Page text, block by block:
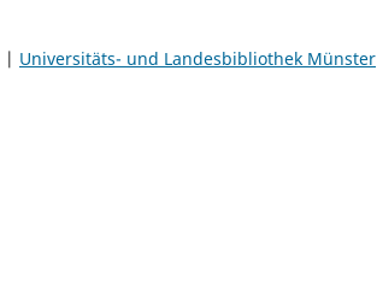
| Universitäts- und Landesbibliothek Münster